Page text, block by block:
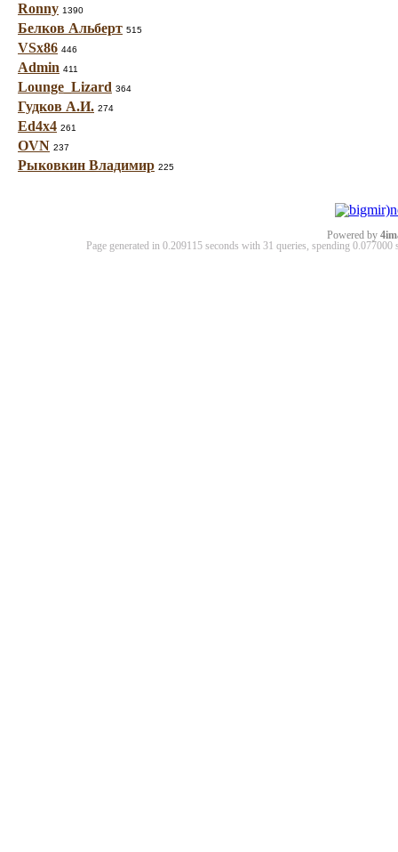
Ronny 1390
Белков Альберт 515
VSx86 446
Admin 411
Lounge_Lizard 364
Гудков А.И. 274
Ed4x4 261
OVN 237
Рыковкин Владимир 225
Powered by
Page generated in 0.209115 seconds with 31 queries, spending